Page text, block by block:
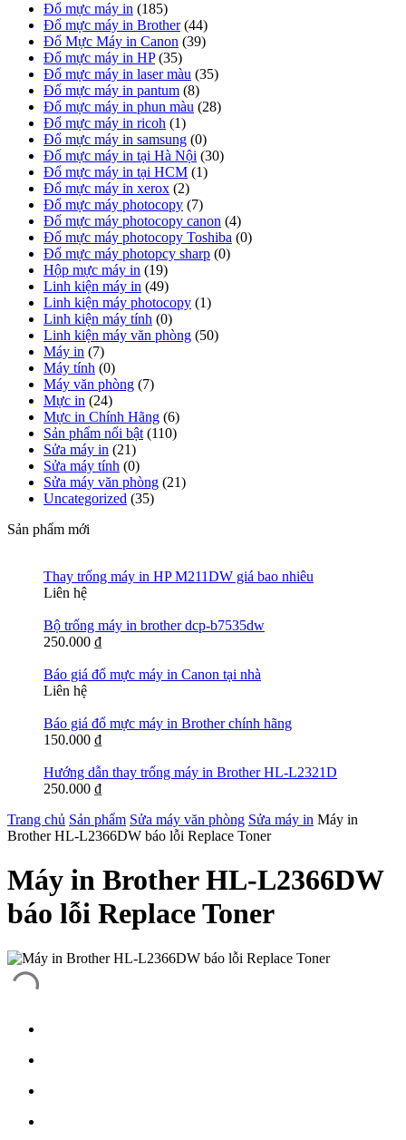
Đổ mực máy in (185)
Đổ mực máy in Brother (44)
Đổ Mực Máy in Canon (39)
Đổ mực máy in HP (35)
Đổ mực máy in laser màu (35)
Đổ mực máy in pantum (8)
Đổ mực máy in phun màu (28)
Đổ mực máy in ricoh (1)
Đổ mực máy in samsung (0)
Đổ mực máy in tại Hà Nội (30)
Đổ mực máy in tại HCM (1)
Đổ mực máy in xerox (2)
Đổ mực máy photocopy (7)
Đổ mực máy photocopy canon (4)
Đổ mực máy photocopy Toshiba (0)
Đổ mực máy photopcy sharp (0)
Hộp mực máy in (19)
Linh kiện máy in (49)
Linh kiện máy photocopy (1)
Linh kiện máy tính (0)
Linh kiện máy văn phòng (50)
Máy in (7)
Máy tính (0)
Máy văn phòng (7)
Mực in (24)
Mực in Chính Hãng (6)
Sản phẩm nổi bật (110)
Sửa máy in (21)
Sửa máy tính (0)
Sửa máy văn phòng (21)
Uncategorized (35)
Sản phẩm mới
Thay trống máy in HP M211DW giá bao nhiêu
Liên hệ
Bộ trống máy in brother dcp-b7535dw
250.000 ₫
Báo giá đổ mực máy in Canon tại nhà
Liên hệ
Báo giá đổ mực máy in Brother chính hãng
150.000 ₫
Hướng dẫn thay trống máy in Brother HL-L2321D
250.000 ₫
Trang chủ Sản phẩm Sửa máy văn phòng Sửa máy in Máy in
Brother HL-L2366DW báo lỗi Replace Toner
Máy in Brother HL-L2366DW
báo lỗi Replace Toner